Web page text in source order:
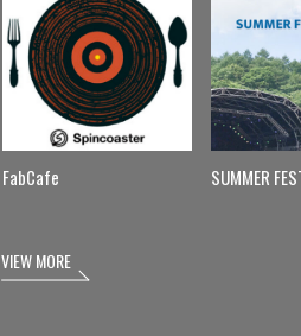
FabCafe SUMMER
VIEW MORE